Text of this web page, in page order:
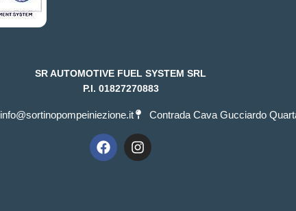
SR AUTOMOTIVE FUEL SYSTEM SRL
P.I. 01827270883
info@sortinopompeiniezione.it Contrada Cava Gucciardo